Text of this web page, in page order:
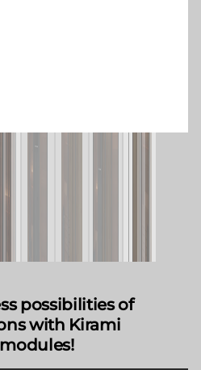
possibilities of
with Kirami